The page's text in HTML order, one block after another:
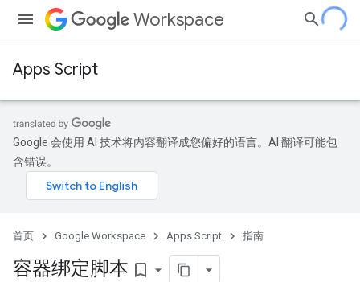
Workspace
Apps Script
Google 会使用 AI 技术将内容翻译成您偏好的语言。AI 翻译可能包
含错误。
首页 Google Workspace Apps Script 指南
容器绑定脚本 bookmark_border